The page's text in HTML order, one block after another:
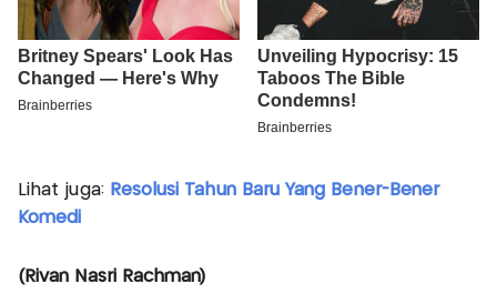
Lihat juga: Resolusi Tahun Baru Yang Bener-Bener
Komedi
(Rivan Nasri Rachman)